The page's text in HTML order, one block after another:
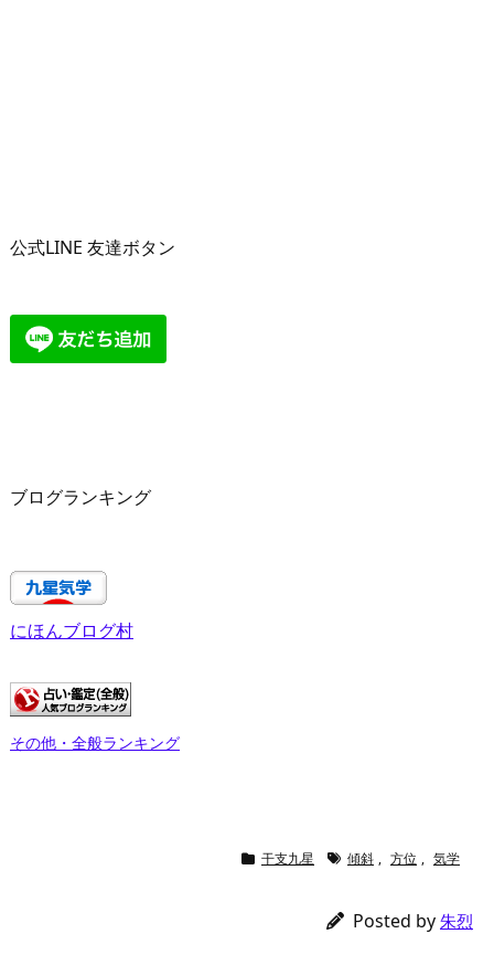
公式LINE 友達ボタン
ブログランキング
にほんブログ村
その他・全般ランキング
干支九星 傾斜 , 方位 , 気学
Posted by 朱烈